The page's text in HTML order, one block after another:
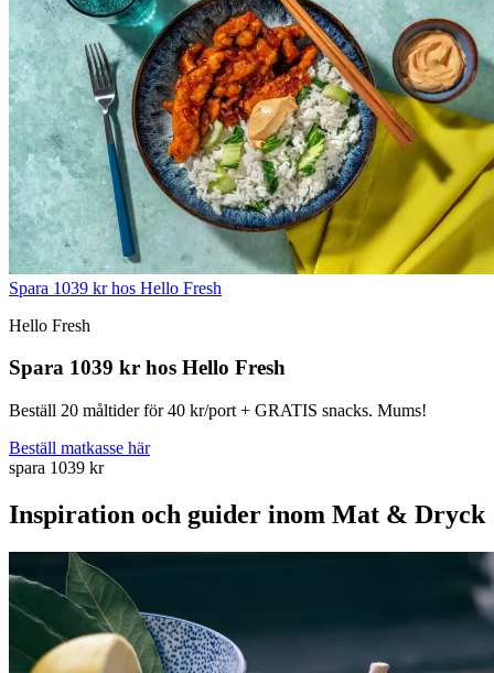
Spara 1039 kr hos Hello Fresh
Hello Fresh
Spara 1039 kr hos Hello Fresh
Beställ 20 måltider för 40 kr/port + GRATIS snacks. Mums!
Beställ matkasse här
spara 1039 kr
Inspiration och guider inom Mat & Dryck